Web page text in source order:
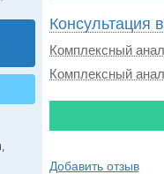
Консультация
Комплексный
Комплексный
Добавить отзыв